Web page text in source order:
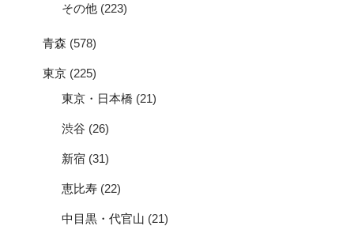
その他 (223)
青森 (578)
東京 (225)
東京・日本橋 (21)
渋谷 (26)
新宿 (31)
恵比寿 (22)
中目黒・代官山 (21)